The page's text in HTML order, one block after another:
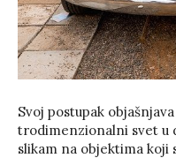
Svoj postupak
trodimenzionalni svet u
slikam na objektima koji